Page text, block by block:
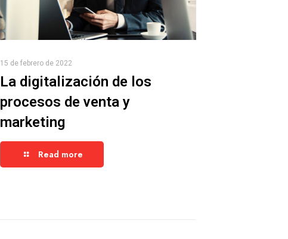
15 de febrero de 2022
La digitalización de los
procesos de venta y
marketing
Read more